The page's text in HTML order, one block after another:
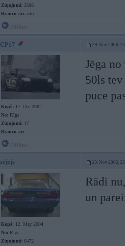
Ziņojumi: 3508
Braucu ar: auto
CP17 29. Nov 2006,
Kopš: 17. Dec 2002
No: Rīga
Ziņojumi: 17
Braucu ar:
Jēga
50ls
puce
sejejs 29. Nov 2006,
Kopš: 12. May 2004
No: Rīga
Ziņojumi: 6472
Rādi
un